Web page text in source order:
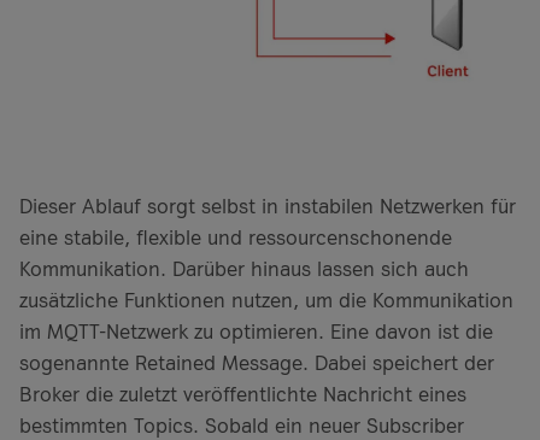
Dieser Ablauf sorgt selbst in instabilen Netzwerken für
eine stabile, flexible und ressourcenschonende
Kommunikation. Darüber hinaus lassen sich auch
zusätzliche Funktionen nutzen, um die Kommunikation
im MQTT-Netzwerk zu optimieren. Eine davon ist die
sogenannte Retained Message. Dabei speichert der
Broker die zuletzt veröffentlichte Nachricht eines
bestimmten Topics. Sobald ein neuer Subscriber